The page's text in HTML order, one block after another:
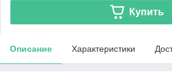
Купить
Описание Характеристики